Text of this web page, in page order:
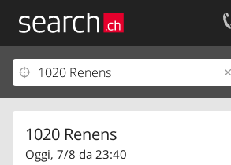
1020 Renens
Oggi, 7/8 da 23:40
Il vostro profolio
Area clienti